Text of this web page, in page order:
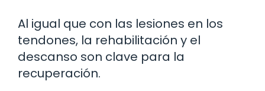
Al igual que con las lesiones en los
tendones, la rehabilitación y el
descanso son clave para la
recuperación.